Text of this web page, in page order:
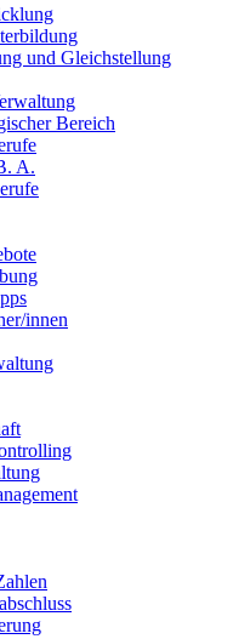
und Gleichstellung
Bereich
A.
innen